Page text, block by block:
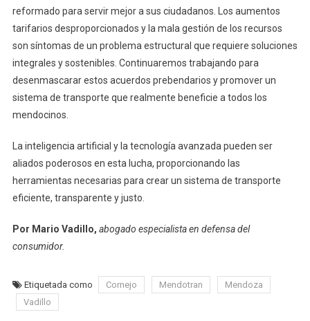
reformado para servir mejor a sus ciudadanos. Los aumentos
tarifarios desproporcionados y la mala gestión de los recursos
son síntomas de un problema estructural que requiere soluciones
integrales y sostenibles. Continuaremos trabajando para
desenmascarar estos acuerdos prebendarios y promover un
sistema de transporte que realmente beneficie a todos los
mendocinos.
La inteligencia artificial y la tecnología avanzada pueden ser
aliados poderosos en esta lucha, proporcionando las
herramientas necesarias para crear un sistema de transporte
eficiente, transparente y justo.
Por Mario Vadillo, abogado especialista en defensa del
consumidor.
Etiquetada como Cornejo Mendotran
Mendoza
Vadillo